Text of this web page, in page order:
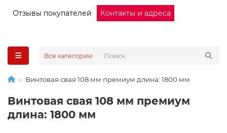
Отзывы покупателей
Контакты и адреса
Все категории
Винтовая свая 108 мм премиум длина: 1800 мм
Винтовая свая 108 мм премиум
длина: 1800 мм